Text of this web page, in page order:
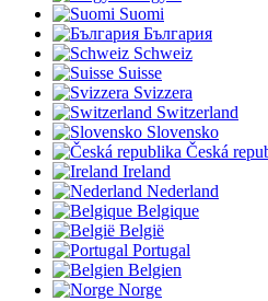
Suomi
България
Schweiz
Suisse
Svizzera
Switzerland
Slovensko
Česká
Ireland
Nederland
Belgique
België
Portugal
Belgien
Norge